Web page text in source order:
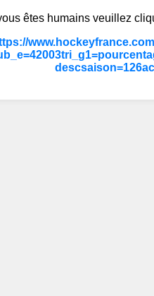
êtes humains veuillez